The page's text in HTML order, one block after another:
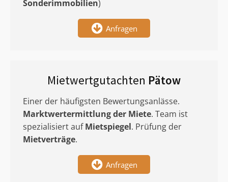
Sonderimmobilien)
Anfragen
Mietwertgutachten Pätow
Einer der häufigsten Bewertungsanlässe.
Marktwertermittlungder Miete. Team ist
spezialisiert aufMietspiegel. Prüfung der
Mietverträge.
Anfragen